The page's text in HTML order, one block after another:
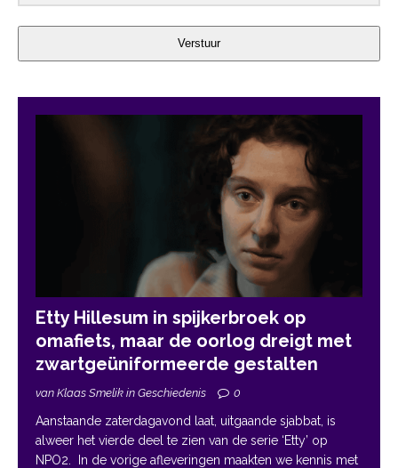
Verstuur
Etty Hillesum in spijkerbroek op
omafiets, maar de oorlog dreigt met
zwartgeüniformeerde gestalten
van Klaas Smelik in Geschiedenis 0
Aanstaande zaterdagavond laat, uitgaande sjabbat, is
alweer het vierde deel te zien van de serie ‘Etty’ op
NPO2. In de vorige afleveringen maakten we kennis met